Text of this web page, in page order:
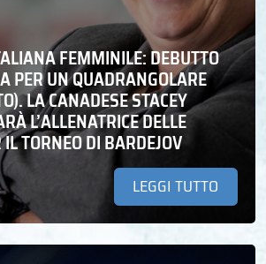
FEMMINILE: DEBUTTO
PER UN QUADRANGOLARE
LA CANADESE STACEY
L’ALLENATRICE DELLE
TORNEO DI BARDEJOV
LEGGI TUTTO